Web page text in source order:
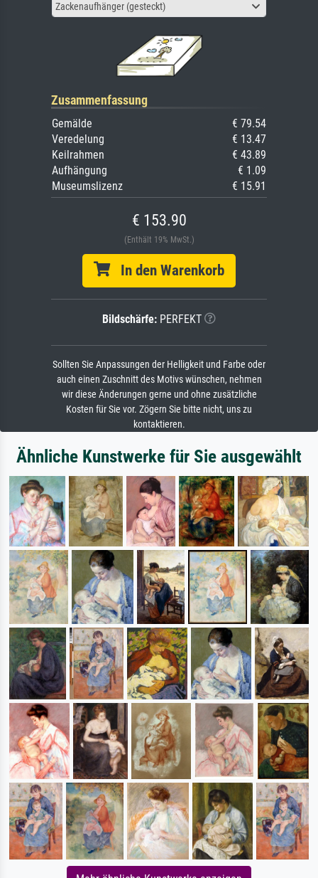
Zackenaufhänger (gesteckt)
Zusammenfassung
Gemälde
€ 79.54
Veredelung
€ 13.47
Keilrahmen
€ 43.89
Aufhängung
€ 1.09
Museumslizenz
€ 15.91
€ 153.90
(Enthält 19% MwSt.)
In den Warenkorb
Bildschärfe: PERFEKT
Sollten Sie Anpassungen der Helligkeit und Farbe oder
auch einen Zuschnitt des Motivs wünschen, nehmen
wir diese Änderungen gerne und ohne zusätzliche
Kosten für Sie vor. Zögern Sie bitte nicht, uns zu
kontaktieren.
Ähnliche Kunstwerke für Sie ausgewählt